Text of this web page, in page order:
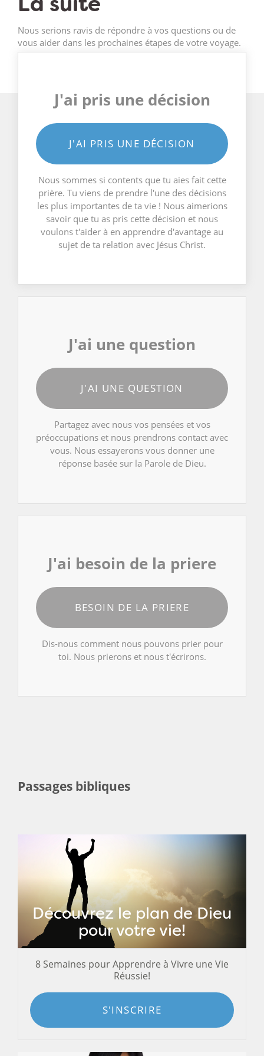
Nous serions ravis de répondre à vos questions ou de
vous aider dans les prochaines étapes de votre voyage.
J'ai pris une décision
J'AI PRIS UNE DÉCISION
Nous sommes si contents que tu aies fait cette
prière. Tu viens de prendre l'une des décisions
les plus importantes de ta vie ! Nous aimerions
savoir que tu as pris cette décision et nous
voulons t'aider à en apprendre d'avantage au
sujet de ta relation avec Jésus Christ.
J'ai une question
J'AI UNE QUESTION
Partagez avec nous vos pensées et vos
préoccupations et nous prendrons contact avec
vous. Nous essayerons vous donner une
réponse basée sur la Parole de Dieu.
J'ai besoin de la priere
BESOIN DE LA PRIERE
Dis-nous comment nous pouvons prier pour
toi. Nous prierons et nous t'écrirons.
Passages bibliques
Découvrez le plan de Dieu
pour votre vie!
8 Semaines pour Apprendre à Vivre une Vie
Réussie!
S'INSCRIRE